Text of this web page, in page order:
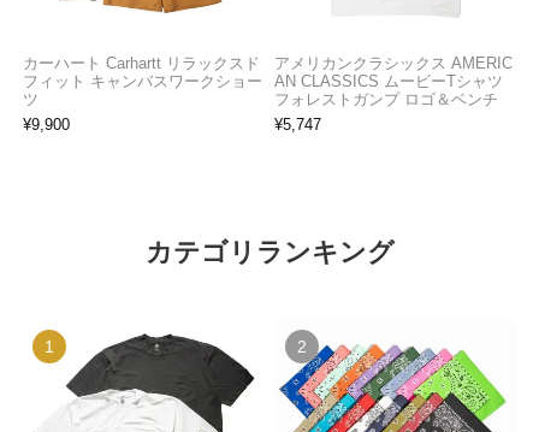
カーハート Carhartt リラックスド
フィット キャンバスワークショー
ツ
¥9,900
アメリカンクラシックス AMERIC
AN CLASSICS ムービーTシャツ
フォレストガンプ ロゴ＆ベンチ
¥5,747
カテゴリランキング